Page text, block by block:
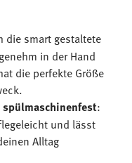
die smart gestaltete
in der Hand
die perfekte Größe
:
und lässt
Alltag